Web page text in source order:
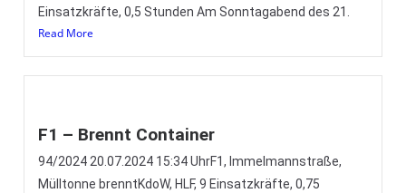
Einsatzkräfte, 0,5 Stunden Am Sonntagabend des 21.
Read More
F1 – Brennt Container
94/2024 20.07.2024 15:34 UhrF1, Immelmannstraße,
Mülltonne brenntKdoW, HLF, 9 Einsatzkräfte, 0,75